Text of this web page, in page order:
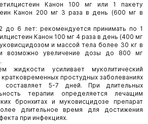
Канон 100 мг или 1 пакету
Канон 200 мг 3 раза в день (600 мг в
до 6 лет: рекомендуется принимать по 1
Канон 100 мг 4 раза в день (400 мг
и массой тела более 30 кг в
возможно увеличение дозы до 800 мг
жидкости усиливает муколитический
простудных заболеваниях
составляет 5-7 дней. При длительных
терапии определяется лечащим
бронхитах и муковисцидозе препарат
длительное время для достижения
при инфекциях.